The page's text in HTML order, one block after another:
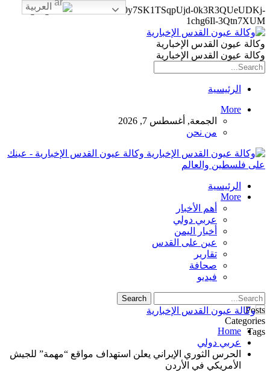
google-site-verification=0y7SK1TSqpUjd-0k3R3QUeUDKj-
1chg6Il-3Qtn7XUM
وكالة عيون القدس الإخبارية
وكالة عيون القدس الإخبارية
الرئيسية
More
الجمعة, أغسطس 7, 2026
من نحن
وكالة عيون القدس الإخبارية - عينك
على فلسطين والعالم
الرئيسية
More
أهم الأخبار
عربي دولي
أخبار اليمن
عين على القدس
تقارير
صحافة
فيديو
Posts
Categories
Tags
Home
عربي دولي
الحرس الثوري الإيراني يعلن استهداف مواقع “مهمة” للجيش
الأمريكي في الأردن
العربية